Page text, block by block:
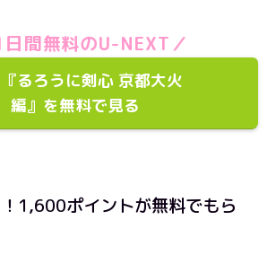
間無料のU-NEXT／
るろうに剣心 京都大火
編』を無料で見る
1,600ポイントが無料でもら